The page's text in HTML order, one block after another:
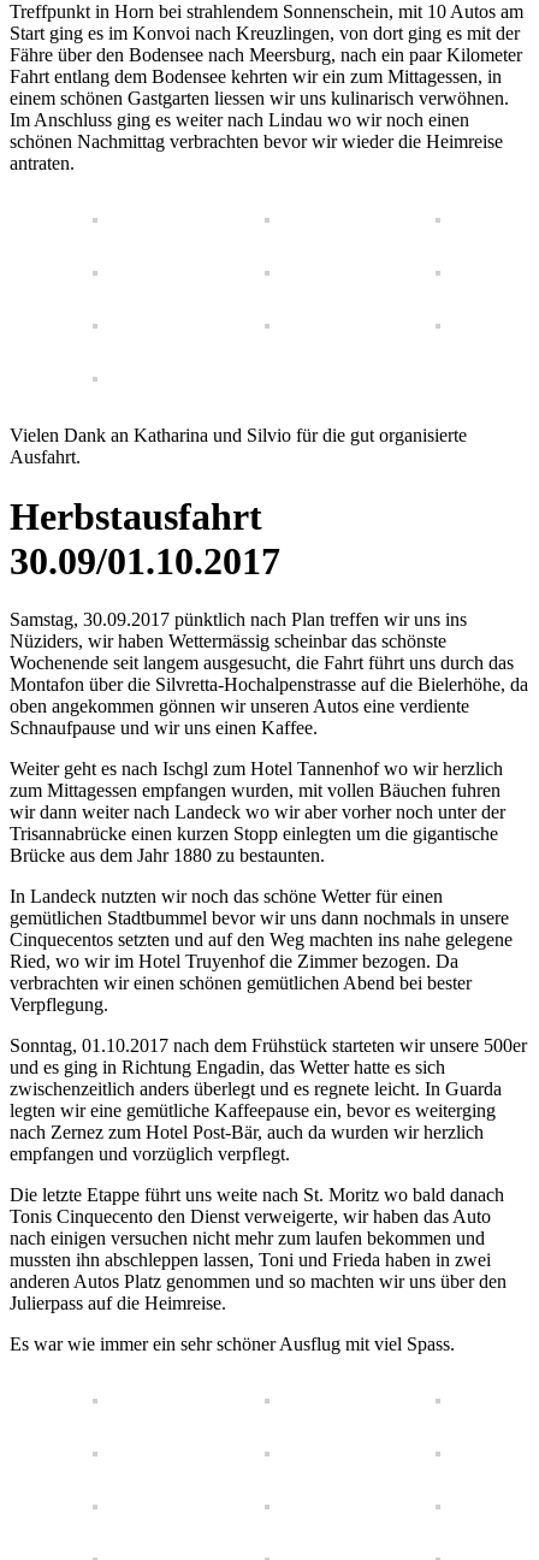
Treffpunkt in Horn bei strahlendem Sonnenschein, mit 10 Autos am
Start ging es im Konvoi nach Kreuzlingen, von dort ging es mit der
Fähre über den Bodensee nach Meersburg, nach ein paar Kilometer
Fahrt entlang dem Bodensee kehrten wir ein zum Mittagessen, in
einem schönen Gastgarten liessen wir uns kulinarisch verwöhnen.
Im Anschluss ging es weiter nach Lindau wo wir noch einen
schönen Nachmittag verbrachten bevor wir wieder die Heimreise
antraten.
Vielen Dank an Katharina und Silvio für die gut organisierte
Ausfahrt.
Herbstausfahrt
30.09/01.10.2017
Samstag, 30.09.2017 pünktlich nach Plan treffen wir uns ins
Nüziders, wir haben Wettermässig scheinbar das schönste
Wochenende seit langem ausgesucht, die Fahrt führt uns durch das
Montafon über die Silvretta-Hochalpenstrasse auf die Bielerhöhe, da
oben angekommen gönnen wir unseren Autos eine verdiente
Schnaufpause und wir uns einen Kaffee.
Weiter geht es nach Ischgl zum Hotel Tannenhof wo wir herzlich
zum Mittagessen empfangen wurden, mit vollen Bäuchen fuhren
wir dann weiter nach Landeck wo wir aber vorher noch unter der
Trisannabrücke einen kurzen Stopp einlegten um die gigantische
Brücke aus dem Jahr 1880 zu bestaunten.
In Landeck nutzten wir noch das schöne Wetter für einen
gemütlichen Stadtbummel bevor wir uns dann nochmals in unsere
Cinquecentos setzten und auf den Weg machten ins nahe gelegene
Ried, wo wir im Hotel Truyenhof die Zimmer bezogen. Da
verbrachten wir einen schönen gemütlichen Abend bei bester
Verpflegung.
Sonntag, 01.10.2017 nach dem Frühstück starteten wir unsere 500er
und es ging in Richtung Engadin, das Wetter hatte es sich
zwischenzeitlich anders überlegt und es regnete leicht. In Guarda
legten wir eine gemütliche Kaffeepause ein, bevor es weiterging
nach Zernez zum Hotel Post-Bär, auch da wurden wir herzlich
empfangen und vorzüglich verpflegt.
Die letzte Etappe führt uns weite nach St. Moritz wo bald danach
Tonis Cinquecento den Dienst verweigerte, wir haben das Auto
nach einigen versuchen nicht mehr zum laufen bekommen und
mussten ihn abschleppen lassen, Toni und Frieda haben in zwei
anderen Autos Platz genommen und so machten wir uns über den
Julierpass auf die Heimreise.
Es war wie immer ein sehr schöner Ausflug mit viel Spass.